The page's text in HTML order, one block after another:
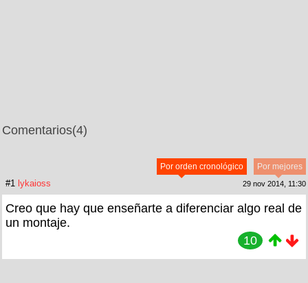
Comentarios(4)
Por mejores
Por orden cronológico
#1 lykaioss 29 nov 2014, 11:30
Creo que hay que enseñarte a diferenciar algo real de
un montaje.
10